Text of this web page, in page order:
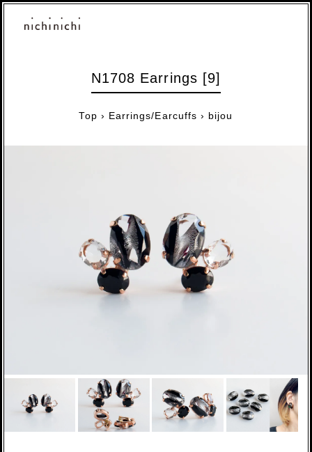
N1708 Earrings [9]
Top › Earrings/Earcuffs › bijou